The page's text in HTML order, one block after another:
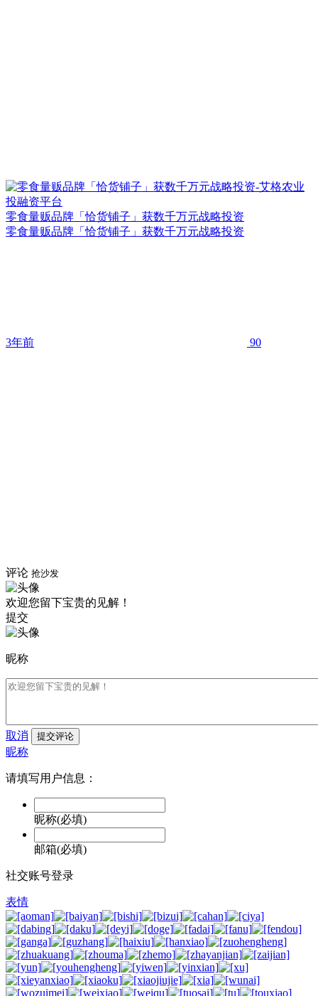
零食量贩品牌「恰货铺子」获数千万元战略投资
零食量贩品牌「恰货铺子」获数千万元战略投资
3年前 90
评论 抢沙发
欢迎您留下宝贵的见解！
提交
昵称
取消 提交评论
昵称
请填写用户信息：
昵称(必填)
邮箱(必填)
社交账号登录
表情